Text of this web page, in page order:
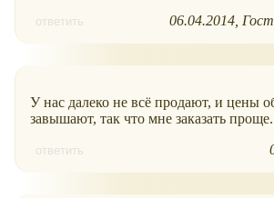
ответить 06.04.2014
У нас далеко не всё продают, и цены
завышают, так что мне заказать проще.
ответить